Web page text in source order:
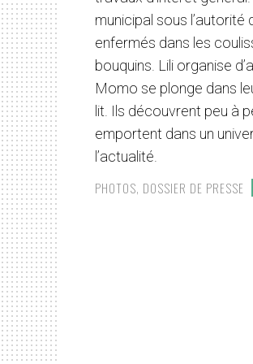
municipal sous
enfermés dans les
bouquins. Lili organise
Momo se plonge dans
lit. Ils découvrent peu à
emportent dans un
l’actualité.
PHOTOS, DOSSIER DE PRESSE